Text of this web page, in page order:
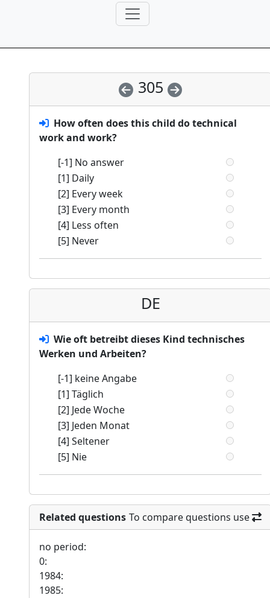
305
How often does this child do technical
work and work?
[-1] No answer
[1] Daily
[2] Every week
[3] Every month
[4] Less often
[5] Never
DE
Wie oft betreibt dieses Kind technisches
Werken und Arbeiten?
[-1] keine Angabe
[1] Täglich
[2] Jede Woche
[3] Jeden Monat
[4] Seltener
[5] Nie
Related questions To compare questions use
no period:
0:
1984:
1985: